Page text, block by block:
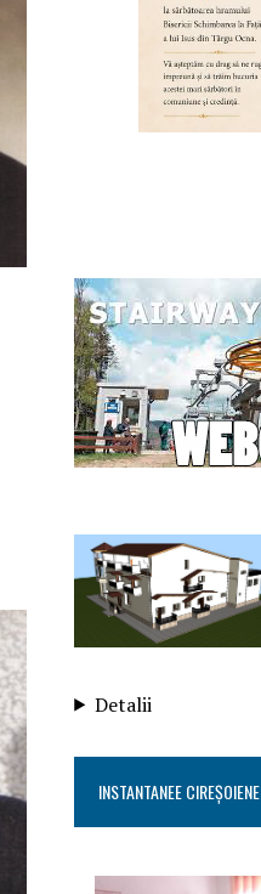
Detalii
INSTANTANEE CIREȘOIENE